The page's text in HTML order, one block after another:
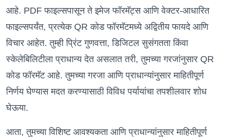
आहे. PDF फाइल्सपासून ते इमेज फॉरमॅट्स आणि वेक्टर-आधारित
फाइल्सपर्यंत, प्रत्येक QR कोड फॉरमॅटमध्ये अद्वितीय फायदे आणि
विचार आहेत. तुम्ही प्रिंट गुणवत्ता, डिजिटल सुसंगतता किंवा
स्केलेबिलिटीला प्राधान्य देत असलात तरी, तुमच्या गरजांनुसार QR
कोड फॉरमॅट आहे. तुमच्या गरजा आणि प्राधान्यांनुसार माहितीपूर्ण
निर्णय घेण्यास मदत करण्यासाठी विविध पर्यायांचा तपशीलवार शोध
घेऊया.
आता, तुमच्या विशिष्ट आवश्यकता आणि प्राधान्यांनुसार माहितीपूर्ण